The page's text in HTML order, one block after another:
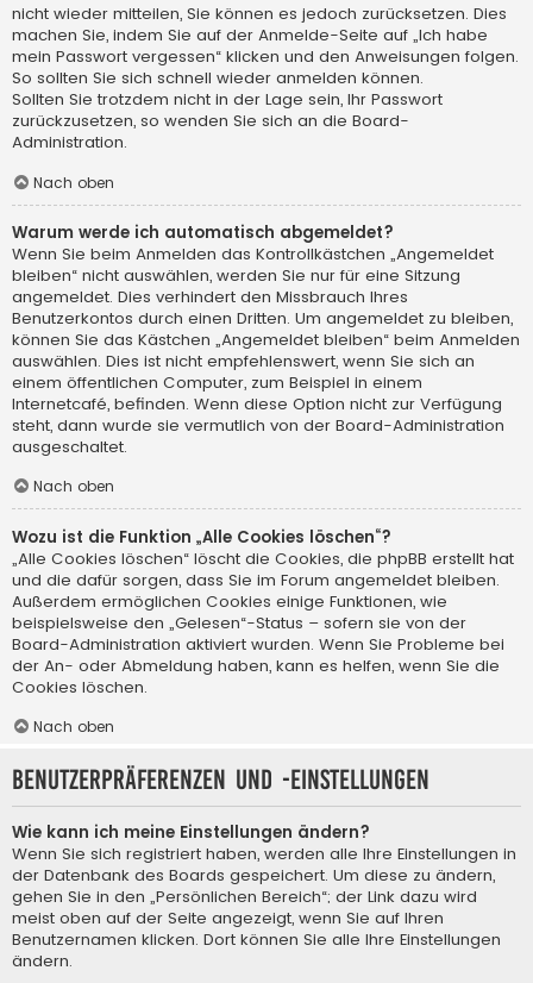
nicht wieder mitteilen, Sie können es jedoch zurücksetzen. Dies
machen Sie, indem Sie auf der Anmelde-Seite auf „Ich habe
mein Passwort vergessen“ klicken und den Anweisungen folgen.
So sollten Sie sich schnell wieder anmelden können.
Sollten Sie trotzdem nicht in der Lage sein, Ihr Passwort
zurückzusetzen, so wenden Sie sich an die Board-
Administration.
Nach oben
Warum werde ich automatisch abgemeldet?
Wenn Sie beim Anmelden das Kontrollkästchen „Angemeldet
bleiben“ nicht auswählen, werden Sie nur für eine Sitzung
angemeldet. Dies verhindert den Missbrauch Ihres
Benutzerkontos durch einen Dritten. Um angemeldet zu bleiben,
können Sie das Kästchen „Angemeldet bleiben“ beim Anmelden
auswählen. Dies ist nicht empfehlenswert, wenn Sie sich an
einem öffentlichen Computer, zum Beispiel in einem
Internetcafé, befinden. Wenn diese Option nicht zur Verfügung
steht, dann wurde sie vermutlich von der Board-Administration
ausgeschaltet.
Nach oben
Wozu ist die Funktion „Alle Cookies löschen“?
„Alle Cookies löschen“ löscht die Cookies, die phpBB erstellt hat
und die dafür sorgen, dass Sie im Forum angemeldet bleiben.
Außerdem ermöglichen Cookies einige Funktionen, wie
beispielsweise den „Gelesen“-Status – sofern sie von der
Board-Administration aktiviert wurden. Wenn Sie Probleme bei
der An- oder Abmeldung haben, kann es helfen, wenn Sie die
Cookies löschen.
Nach oben
Benutzerpräferenzen und -einstellungen
Wie kann ich meine Einstellungen ändern?
Wenn Sie sich registriert haben, werden alle Ihre Einstellungen in
der Datenbank des Boards gespeichert. Um diese zu ändern,
gehen Sie in den „Persönlichen Bereich“; der Link dazu wird
meist oben auf der Seite angezeigt, wenn Sie auf Ihren
Benutzernamen klicken. Dort können Sie alle Ihre Einstellungen
ändern.